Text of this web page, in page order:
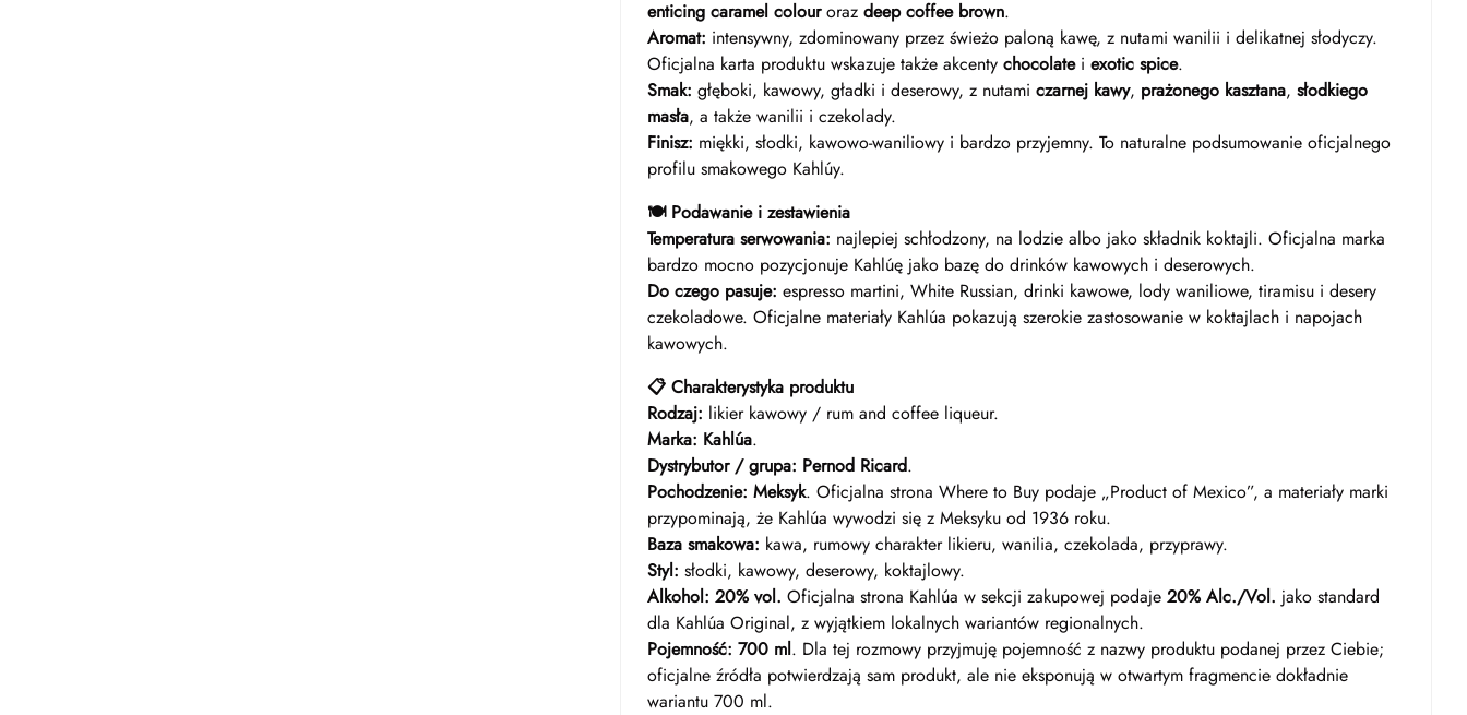
enticing caramel colouroraz deep coffee brown.
Aromat: intensywny, zdominowany przez świeżo paloną kawę, z nutami wanilii i delikatnej słodyczy.
Oficjalna karta produktu wskazuje także akcenty chocolatei exotic spice.
Smak: głęboki, kawowy, gładki i deserowy, z nutami czarnej kawy, prażonego kasztana, słodkiego
masła, a także wanilii i czekolady.
Finisz: miękki, słodki, kawowo-waniliowy i bardzo przyjemny. To naturalne podsumowanie oficjalnego
profilu smakowego Kahlúy.
🍽️ Podawanie i zestawienia
Temperatura serwowania: najlepiej schłodzony, na lodzie albo jako składnik koktajli. Oficjalna marka
bardzo mocno pozycjonuje Kahlúę jako bazę do drinków kawowych i deserowych.
Do czego pasuje: espresso martini, White Russian, drinki kawowe, lody waniliowe, tiramisu i desery
czekoladowe. Oficjalne materiały Kahlúa pokazują szerokie zastosowanie w koktajlach i napojach
kawowych.
📋 Charakterystyka produktu
Rodzaj: likier kawowy / rum and coffee liqueur.
Marka: Kahlúa.
Dystrybutor / grupa: Pernod Ricard.
Pochodzenie: Meksyk. Oficjalna strona Where to Buy podaje „Product of Mexico”, a materiały marki
przypominają, że Kahlúa wywodzi się z Meksyku od 1936 roku.
Baza smakowa: kawa, rumowy charakter likieru, wanilia, czekolada, przyprawy.
Styl: słodki, kawowy, deserowy, koktajlowy.
Alkohol: 20% vol. Oficjalna strona Kahlúa w sekcji zakupowej podaje 20% Alc./Vol. jako standard
dla Kahlúa Original, z wyjątkiem lokalnych wariantów regionalnych.
Pojemność: 700 ml. Dla tej rozmowy przyjmuję pojemność z nazwy produktu podanej przez Ciebie;
oficjalne źródła potwierdzają sam produkt, ale nie eksponują w otwartym fragmencie dokładnie
wariantu 700 ml.